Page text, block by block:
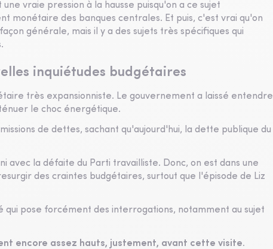
vraie pression à la hausse puisqu'on a ce sujet
monétaire des banques centrales. Et puis, c'est vrai qu'on
générale, mais il y a des sujets très spécifiques qui
inquiétudes budgétaires
très expansionniste. Le gouvernement a laissé entendre
le choc énergétique.
de dettes, sachant qu'aujourd'hui, la dette publique du
avec la défaite du Parti travailliste. Donc, on est dans une
des craintes budgétaires, surtout que l'épisode de Liz
qui pose forcément des interrogations, notamment au sujet
encore assez hauts, justement, avant cette visite.